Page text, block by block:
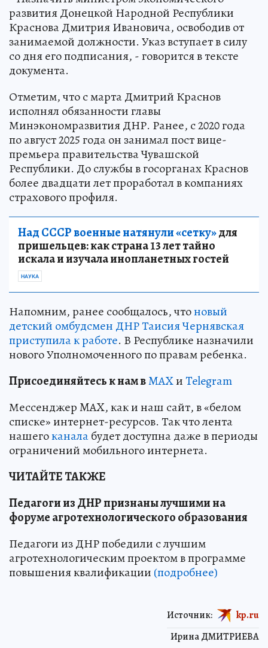
развития Донецкой Народной Республики
Краснова Дмитрия Ивановича, освободив от
занимаемой должности. Указ вступает в силу
со дня его подписания, - говорится в тексте
документа.
Отметим, что с марта Дмитрий Краснов
исполнял обязанности главы
Минэкономразвития ДНР. Ранее, с 2020 года
по август 2025 года он занимал пост вице-
премьера правительства Чувашской
Республики. До службы в госорганах Краснов
более двадцати лет проработал в компаниях
страхового профиля.
Над СССР военные натянули «сетку»для
пришельцев: как страна 13 лет тайно
искала и изучала инопланетных гостей
НАУКА
Напомним, ранее сообщалось, чтоновый
детский омбудсмен ДНР Таисия Чернявская
приступила к работе. В Республике назначили
нового Уполномоченного по правам ребенка.
Присоединяйтесь к нам вMAXиTelegram
Мессенджер MAX, как и наш сайт, в «белом
списке» интернет-ресурсов. Так что лента
нашегоканалабудет доступна даже в периоды
ограничений мобильного интернета.
ЧИТАЙТЕ ТАКЖЕ
Педагоги из ДНР признаны лучшими на
форуме агротехнологического образования
Педагоги из ДНР победили с лучшим
агротехнологическим проектом в программе
повышения квалификации (подробнее)
Ирина ДМИТРИЕВА
Источник: kp.ru